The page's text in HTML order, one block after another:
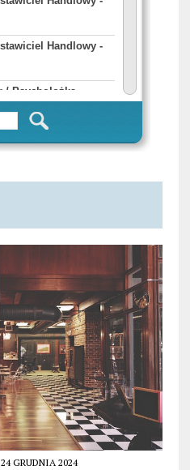
24 GRUDNIA 2024